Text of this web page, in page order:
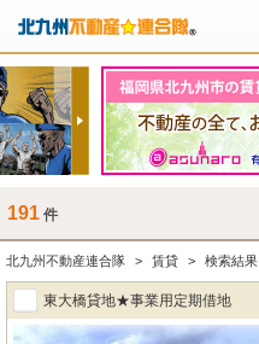
191 件
北九州不動産連合隊 賃貸 検索結果
東大橋貸地★事業用定期借地